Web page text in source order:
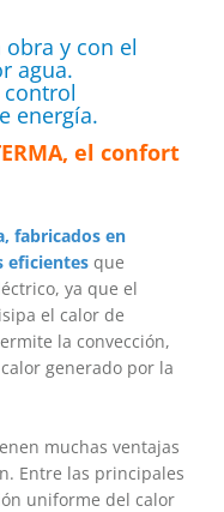
y con el
agua.
control
energí­a.
el confort
fabricados en
eficientes que
ya que el
el calor de
la convección,
generado por la
muchas ventajas
Entre las principales
uniforme del calor